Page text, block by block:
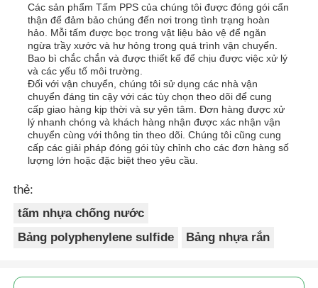
Các sản phẩm Tấm PPS của chúng tôi được đóng gói cẩn
thận để đảm bảo chúng đến nơi trong tình trạng hoàn
hảo. Mỗi tấm được bọc trong vật liệu bảo vệ để ngăn
ngừa trầy xước và hư hỏng trong quá trình vận chuyển.
Bao bì chắc chắn và được thiết kế để chịu được việc xử lý
và các yếu tố môi trường.
Đối với vận chuyển, chúng tôi sử dụng các nhà vận
chuyển đáng tin cậy với các tùy chọn theo dõi để cung
cấp giao hàng kịp thời và sự yên tâm. Đơn hàng được xử
lý nhanh chóng và khách hàng nhận được xác nhận vận
chuyển cùng với thông tin theo dõi. Chúng tôi cũng cung
cấp các giải pháp đóng gói tùy chỉnh cho các đơn hàng số
lượng lớn hoặc đặc biệt theo yêu cầu.
thẻ:
tấm nhựa chống nước
Bảng polyphenylene sulfide
Bảng nhựa rắn